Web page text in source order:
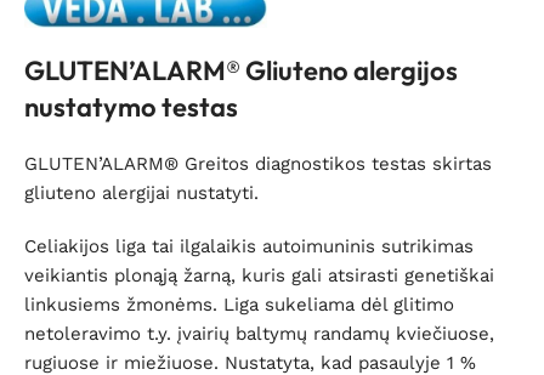
GLUTEN’ALARM® Gliuteno alergijos
nustatymo testas
GLUTEN’ALARM® Greitos diagnostikos testas skirtas
gliuteno alergijai nustatyti.
Celiakijos liga tai ilgalaikis autoimuninis sutrikimas
veikiantis plonąją žarną, kuris gali atsirasti genetiškai
linkusiems žmonėms. Liga sukeliama dėl glitimo
netoleravimo t.y. įvairių baltymų randamų kviečiuose,
rugiuose ir miežiuose. Nustatyta, kad pasaulyje 1 %